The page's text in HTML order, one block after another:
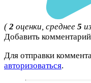
(2 оценки, среднее 5
Добавить комментарий
Для отправки
авторизоваться.